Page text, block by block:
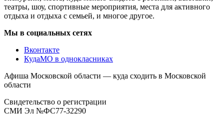
театры, шоу, спортивные мероприятия, места для активного
отдыха и отдыха с семьей, и многое другое.
Мы в социальных сетях
Вконтакте
КудаМО в однокласниках
Афиша Московской области — куда сходить в Московской
области
Свидетельство о регистрации
СМИ Эл №ФС77-32290